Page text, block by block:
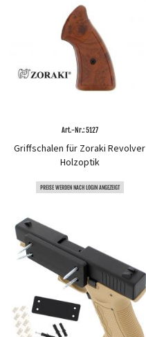
Art.-Nr.: 5127
Griffschalen für Zoraki Revolver
Holzoptik
PREISE WERDEN NACH LOGIN ANGEZEIGT